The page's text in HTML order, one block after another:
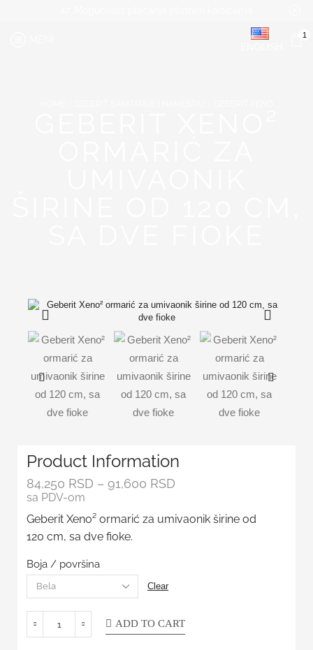
1
Product Information
84,250 RSD –91,600 RSD
sa PDV-om
Geberit Xeno² ormarić za umivaonik širine od
120 cm, sa dve fioke.
Boja / površina
Clear
ADD TO CART